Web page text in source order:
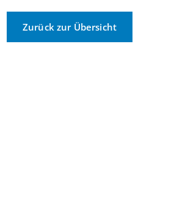
Zurück zur Übersicht